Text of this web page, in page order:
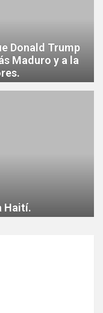
Donald Trump
Maduro y a la
Haití.